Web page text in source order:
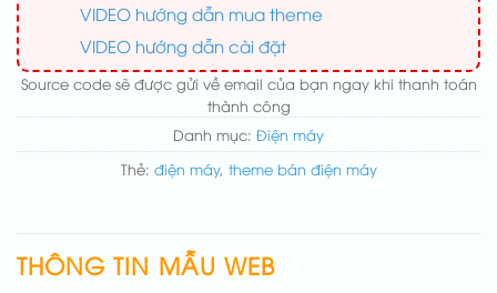
VIDEO hướng dẫn mua theme
VIDEO hướng dẫn cài đặt
Source code sẽ được gửi về email của bạn ngay khi thanh toán
thành công
Danh mục: Điện máy
Thẻ: điện máy, theme bán điện máy
THÔNG TIN MẪU WEB